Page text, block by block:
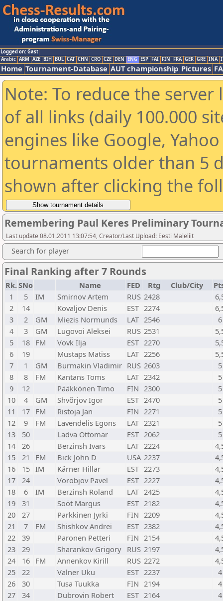
Logged on: Gast
Arabic ARM AZE BIH BUL CAT CHN CRO CZE DEN ENG ESP FAI FIN FRA GER GRE INA
Home Tournament-Database AUT championship Pictures
Note: To reduce the
of all links (daily 100.000
engines like Google,
tournaments older than 5
shown after clicking the
Remembering Paul Keres Preliminary
Last update 08.01.2011 13:07:54, Creator/Last Upload: Eesti Maleliit
Search for player
Final Ranking after 7 Rounds
Rk.SNo Name FED Rtg Club/City
1
5 IM Smirnov Artem RUS 2428
2
14 Kovaljov Denis EST 2274
3
2 GM Miezis Normunds LAT 2546
6
4
3 GM Lugovoi Aleksei RUS 2531
5
18 FM Vovk Ilja EST 2270
6
19 Mustaps Matiss LAT 2256
7
1 GM Burmakin Vladimir RUS 2603
5
8
8 FM Kantans Toms LAT 2342
5
9
12 Pääkkönen Timo FIN 2300
5
10
4 GM Shvõrjov Igor EST 2470
5
11
17 FM Ristoja Jan FIN 2271
5
12
9 FM Lavendelis Egons LAT 2321
5
13
50 Ladva Ottomar EST 2062
5
14
26 Berzinsh Ivars LAT 2224
15
21 FM Bick John D USA 2237
16
15 IM Kärner Hillar EST 2273
17
24 Vorobjov Pavel EST 2227
18
6 IM Berzinsh Roland LAT 2425
19
31 Sööt Margus EST 2182
20
27 Parkkinen Jyrki FIN 2209
21
7 FM Shishkov Andrei EST 2382
22
39 Paronen Petteri FIN 2154
23
29 Sharankov Grigory RUS 2197
24
16 FM Annenkov Kirill RUS 2272
25
22 Valner Uku EST 2237
4
26
30 Tusa Tuukka FIN 2194
4
27
34 Dubrovin Robert EST 2164
4